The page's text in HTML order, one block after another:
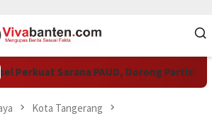
Sarana PAUD, Dorong Partisipasi
Kota Tangerang